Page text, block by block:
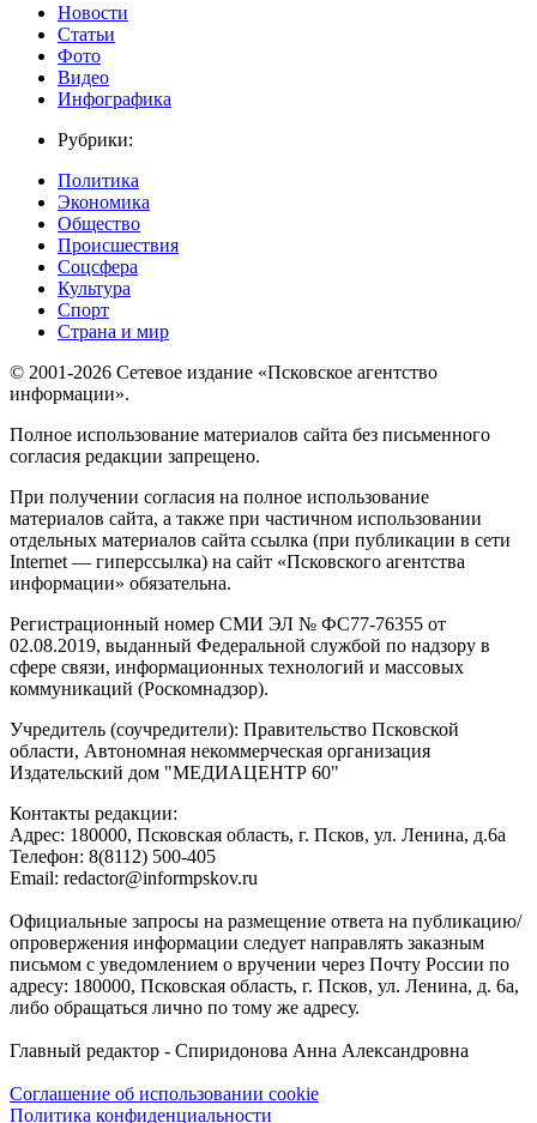
Новости
Статьи
Фото
Видео
Инфографика
Рубрики:
Политика
Экономика
Общество
Происшествия
Соцсфера
Культура
Спорт
Страна и мир
© 2001-2026 Сетевое издание «Псковское агентство
информации».
Полное использование материалов сайта без письменного
согласия редакции запрещено.
При получении согласия на полное использование
материалов сайта, а также при частичном использовании
отдельных материалов сайта ссылка (при публикации в сети
Internet — гиперссылка) на сайт «Псковского агентства
информации» обязательна.
Регистрационный номер СМИ ЭЛ № ФС77-76355 от
02.08.2019, выданный Федеральной службой по надзору в
сфере связи, информационных технологий и массовых
коммуникаций (Роскомнадзор).
Учредитель (соучредители): Правительство Псковской
области, Автономная некоммерческая организация
Издательский дом "МЕДИАЦЕНТР 60"
Контакты редакции:
Адреc: 180000, Псковская область, г. Псков, ул. Ленина, д.6а
Телефон: 8(8112) 500-405
Email: redactor@informpskov.ru
Официальные запросы на размещение ответа на публикацию/
опровержения информации следует направлять заказным
письмом с уведомлением о вручении через Почту России по
адресу: 180000, Псковская область, г. Псков, ул. Ленина, д. 6а,
либо обращаться лично по тому же адресу.
Главный редактор - Спиридонова Анна Александровна
Соглашение об использовании cookie
Политика конфиденциальности